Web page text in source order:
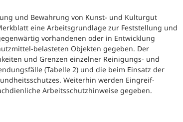
und Bewahrung von Kunst- und Kulturgut
eine Arbeitsgrundlage zur Feststellung und
vorhandenen oder in Entwicklung
belasteten Objekten gegeben. Der
und Grenzen einzelner Reinigungs- und
(Tabelle 2) und die beim Einsatz der
Weiterhin werden Eingreif-
Arbeitsschutzhinweise gegeben.